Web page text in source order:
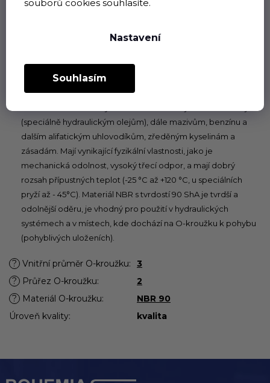
souborů cookies souhlasíte.
Nastavení
Souhlasím
zvoleném materiálu plní dlouhodobě svou funkci jak při
povolených pro příslušný pryžový materiál.
Butadien-akrylonitrilový kaučuk (NBR)
Pryž NBR je nejběžněji používaným materiálem pro výrobu
(speciálně hydraulickým olejům), dále mazivům, benzínu a
dalším alifatickým uhlovodíkům, zředěným kyselinám a
zásadám. Mají vynikající fyzikální vlastnosti, jako je
mechanická odolnost, vysoký třecí odpor, a mají dobrý
rozsah přípustných teplot (-25 °C až +120 °C, u speciálních
pryží až - 45°C). Materiál NBR s tvrdostí 90 ShA je tvrdší a
odolnější oděru, je vhodný pro použití v hydraulických
systémech a v místech, kde dochází na O-kroužku k pohybu
(pohyblivých uloženích).
? Vnitřní průměr O-kroužku:
3
?
Průřez O-kroužku:
2
?
Materiál O-kroužku:
NBR 90
Úroveň kvality: kvalita